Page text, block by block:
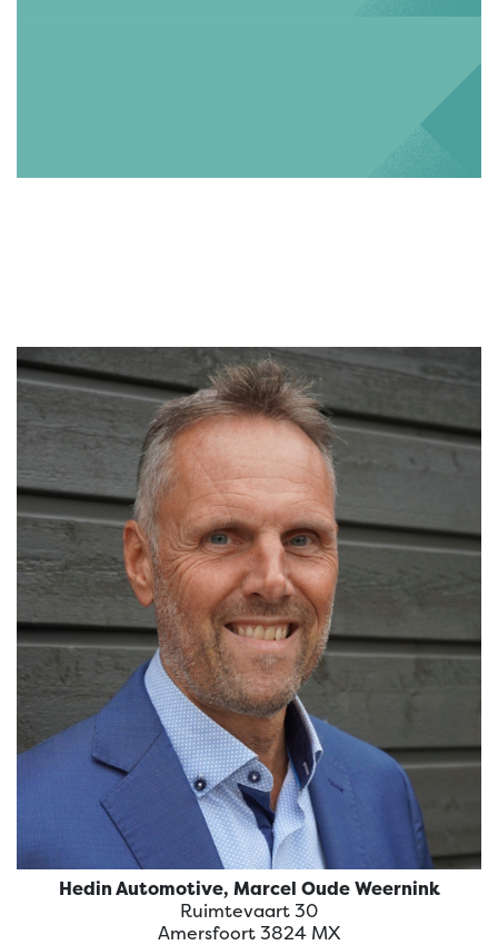
Marcel Oude Weernink -
Hedin Automotive
Hedin Automotive, Marcel Oude Weernink
Ruimtevaart 30
Amersfoort 3824 MX